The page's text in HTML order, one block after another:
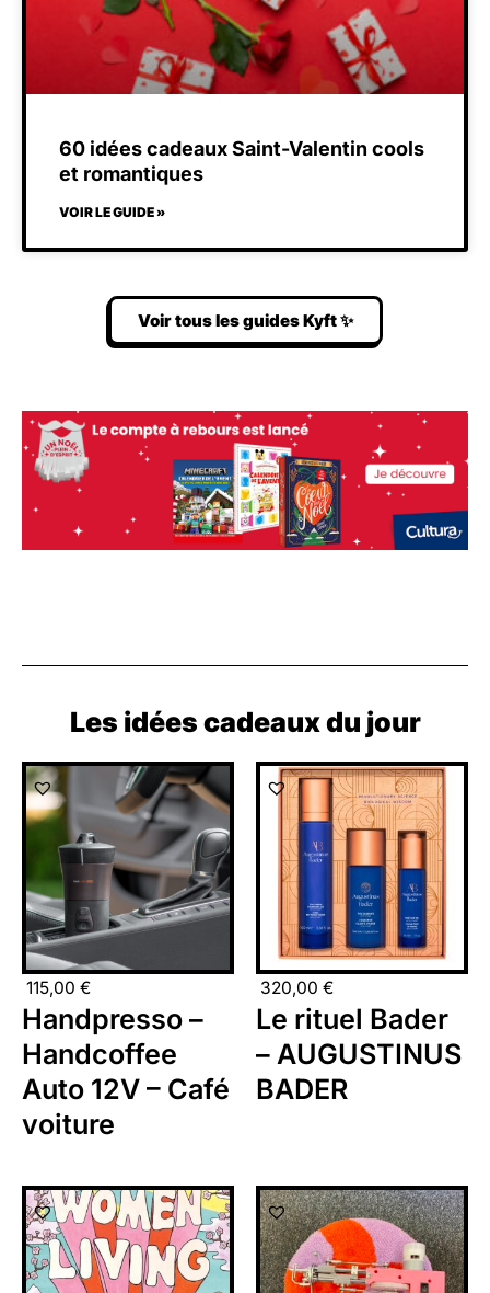
60 idées cadeaux Saint-Valentin cools
et romantiques
VOIR LE GUIDE »
Voir tous les guides Kyft ✨
Les idées cadeaux du jour
115,00 €
Handpresso –
Handcoffee
Auto 12V – Café
voiture
320,00 €
Le rituel Bader
– AUGUSTINUS
BADER